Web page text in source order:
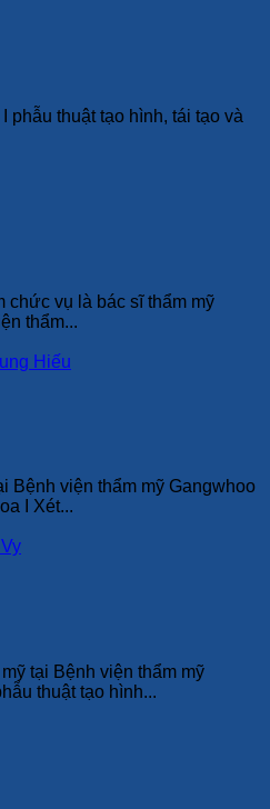
phẫu thuật tạo hình, tái tạo và
chức vụ là bác sĩ thẩm mỹ
thẩm...
Bệnh viện thẩm mỹ Gangwhoo
I Xét...
tại Bệnh viện thẩm mỹ
thuật tạo hình...